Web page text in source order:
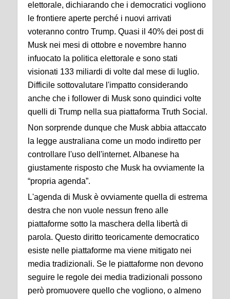
elettorale, dichiarando che i democratici vogliono
le frontiere aperte perché i nuovi arrivati
voteranno contro Trump. Quasi il 40% dei post di
Musk nei mesi di ottobre e novembre hanno
infuocato la politica elettorale e sono stati
visionati 133 miliardi di volte dal mese di luglio.
Difficile sottovalutare l'impatto considerando
anche che i follower di Musk sono quindici volte
quelli di Trump nella sua piattaforma Truth Social.
Non sorprende dunque che Musk abbia attaccato
la legge australiana come un modo indiretto per
controllare l'uso dell'internet. Albanese ha
giustamente risposto che Musk ha ovviamente la
“propria agenda”.
L'agenda di Musk è ovviamente quella di estrema
destra che non vuole nessun freno alle
piattaforme sotto la maschera della libertà di
parola. Questo diritto teoricamente democratico
esiste nelle piattaforme ma viene mitigato nei
media tradizionali. Se le piattaforme non devono
seguire le regole dei media tradizionali possono
però promuovere quello che vogliono, o almeno